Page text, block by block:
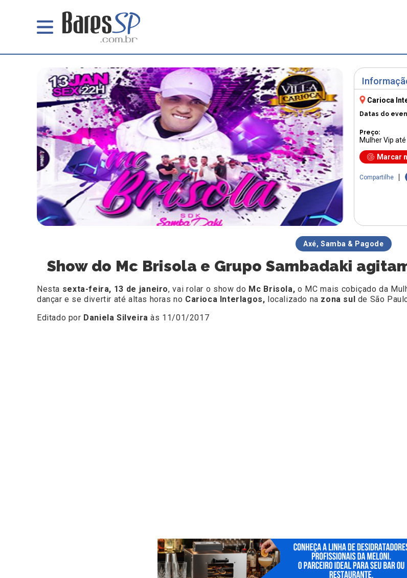
Carioca
Datas do
Preço:
Mulher Vip
Marcar
Compartilhe
Axé, Samba & Pagode
Show do Mc Brisola e Grupo Sambadaki
Nesta sexta-feira, 13 de janeiro, vai rolar o show do Mc Brisola, o MC mais cobiçado da
dançar e se divertir até altas horas no Carioca Interlagos, localizado na zona sul de São
Editado por Daniela Silveira às 11/01/2017